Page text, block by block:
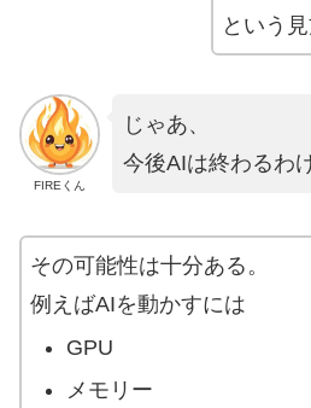
という
FIREくん
じゃあ、
今後AIは終わるわ
その可能性は十分ある。
例えばAIを動かすには
GPU
メモリー